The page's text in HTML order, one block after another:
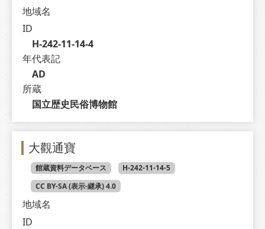
地域名
ID
H-242-11-14-4
年代表記
AD
所蔵
国立歴史民俗博物館
大觀通寶
館蔵資料データベース
H-242-11-14-5
CC BY-SA (表示-継承) 4.0
地域名
ID